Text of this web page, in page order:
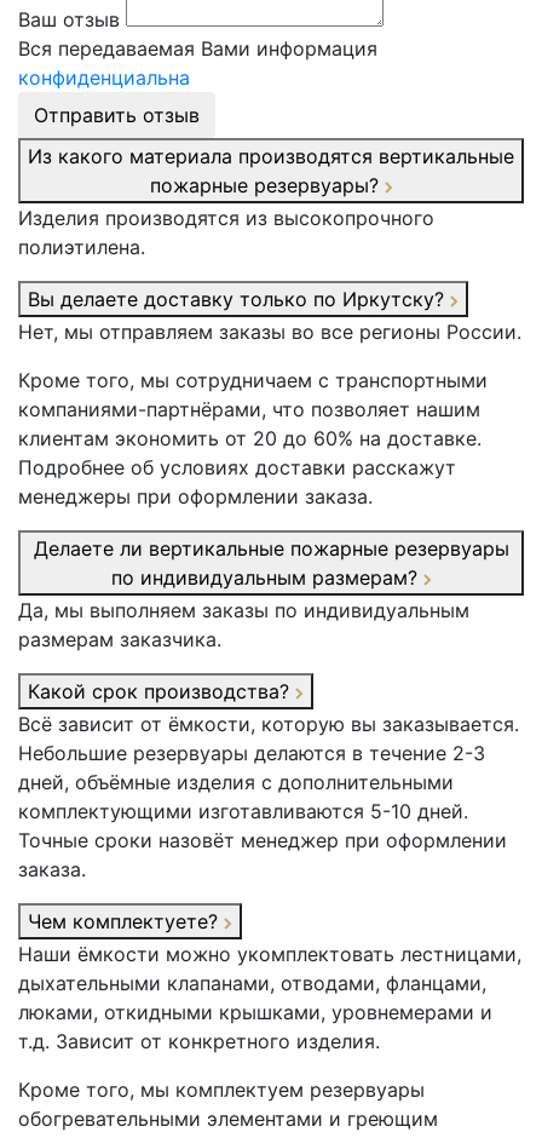
Ваш отзыв
Вся передаваемая Вами информация
конфиденциальна
Отправить отзыв
Из какого материала производятся вертикальные
пожарные резервуары?
Изделия производятся из высокопрочного
полиэтилена.
Вы делаете доставку только по Иркутску?
Нет, мы отправляем заказы во все регионы России.
Кроме того, мы сотрудничаем с транспортными
компаниями-партнёрами, что позволяет нашим
клиентам экономить от 20 до 60% на доставке.
Подробнее об условиях доставки расскажут
менеджеры при оформлении заказа.
Делаете ли вертикальные пожарные резервуары
по индивидуальным размерам?
Да, мы выполняем заказы по индивидуальным
размерам заказчика.
Какой срок производства?
Всё зависит от ёмкости, которую вы заказывается.
Небольшие резервуары делаются в течение 2-3
дней, объёмные изделия с дополнительными
комплектующими изготавливаются 5-10 дней.
Точные сроки назовёт менеджер при оформлении
заказа.
Чем комплектуете?
Наши ёмкости можно укомплектовать лестницами,
дыхательными клапанами, отводами, фланцами,
люками, откидными крышками, уровнемерами и
т.д. Зависит от конкретного изделия.
Кроме того, мы комплектуем резервуары
обогревательными элементами и греющим